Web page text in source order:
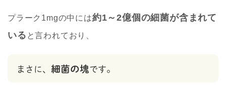
プラーク1mgの中には約1～2億個の細菌が含まれて
いる と言われており、
まさに、 細菌の塊です。